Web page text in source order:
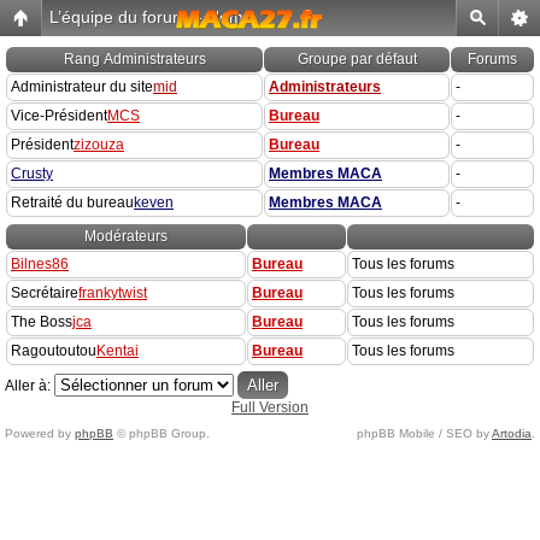
L’équipe du forum-Home
Rang Administrateurs Groupe par défaut
Forums
Administrateur du sitemid Administrateurs
-
Vice-PrésidentMCS Bureau
-
Présidentzizouza Bureau
-
Crusty
Membres MACA
-
Retraité du bureaukeven Membres MACA
-
Modérateurs
Bilnes86
Bureau
Tous les forums
Secrétairefrankytwist Bureau
Tous les forums
The Bossjca Bureau
Tous les forums
Ragoutoutou Kentai Bureau Tous les forums
Aller à:
Full Version
Powered by phpBB © phpBB Group. phpBB Mobile / SEO byArtodia